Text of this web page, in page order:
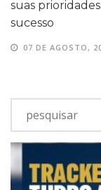
suas
sucesso
07 DE AGOSTO,